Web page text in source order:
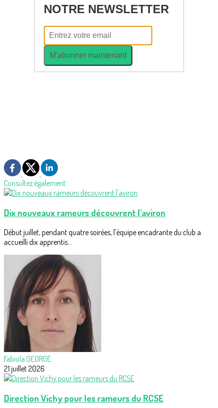
Consultez également
Dix nouveaux rameurs découvrent l'aviron
Début juillet, pendant quatre soirées, l'équipe encadrante du club a
accueilli dix apprentis...
Fabiola GEORGE
21 juillet 2026
Direction Vichy pour les rameurs du RCSE
NOTRE NEWSLETTER
M'abonner maintenant